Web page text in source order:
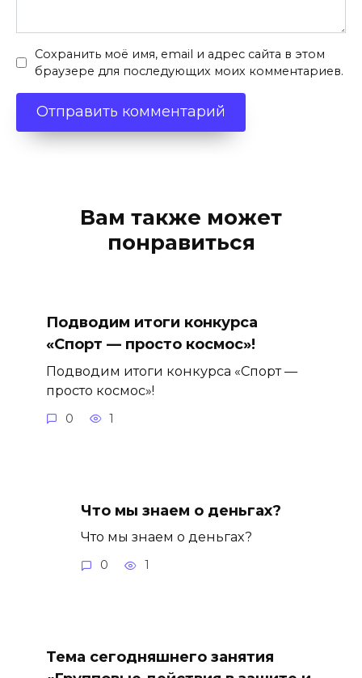
Сохранить моё имя, email и адрес сайта в этом
браузере для последующих моих комментариев.
Вам также может
понравиться
Подводим итоги конкурса
«Спорт — просто космос»!
Подводим итоги конкурса «Спорт —
просто космос»!
0 1
Что мы знаем о деньгах?
Что мы знаем о деньгах?
0 1
Тема сегодняшнего занятия